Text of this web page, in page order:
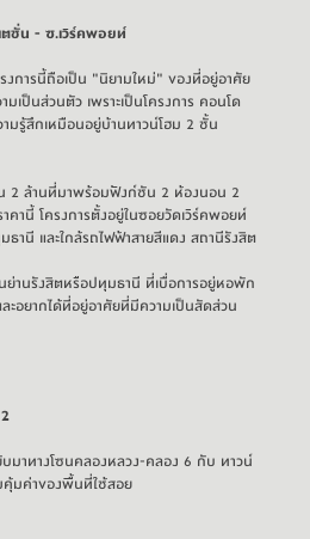
ตชั่น - ซ.เวิร์คพอยท์
งการนี้ถือเป็น "นิยามใหม่" ของที่อยู่อาศัย
เป็นส่วนตัว เพราะเป็นโครงการ คอนโด
มรู้สึกเหมือนอยู่บ้านทาวน์โฮม 2 ชั้น
2 ล้านที่มาพร้อมฟังก์ชัน 2 ห้องนอน 2
คานี้ โครงการตั้งอยู่ในซอยวัดเวิร์คพอยท์
านี และใกล้รถไฟฟ้าสายสีแดง สถานีรังสิต
านรังสิตหรือปทุมธานี ที่เบื่อการอยู่หอพัก
ะอยากได้ที่อยู่อาศัยที่มีความเป็นสัดส่วน
มาทางโซนคลองหลวง-คลอง 6 กับ ทาวน์
มค่าของพื้นที่ใช้สอย